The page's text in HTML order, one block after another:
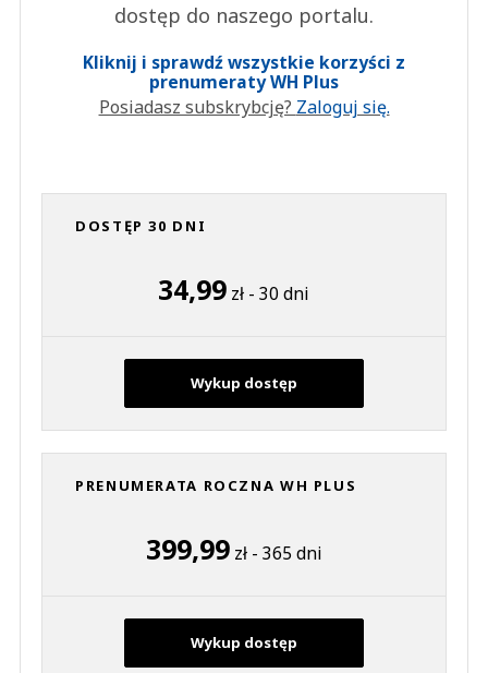
dostęp do naszego portalu.
Kliknij i sprawdź wszystkie korzyści z
prenumeraty WH Plus
Posiadasz subskrybcję? Zaloguj się.
DOSTĘP 30 DNI
34,99 zł - 30 dni
Wykup dostęp
PRENUMERATA ROCZNA WH PLUS
399,99zł - 365 dni
Wykup dostęp